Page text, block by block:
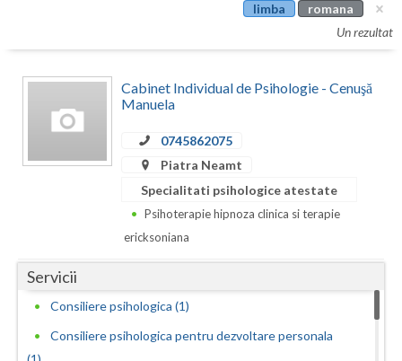
Bucuresti
Buzau
Covasna
Dambovita
limba
romana
Un rezultat
Cabinet Individual de Psihologie - Cenuşă
Manuela
0745862075
Piatra Neamt
Specialitati psihologice atestate
Psihoterapie hipnoza clinica si terapie
ericksoniana
Servicii
Consiliere psihologica (1)
Consiliere psihologica pentru dezvoltare personala